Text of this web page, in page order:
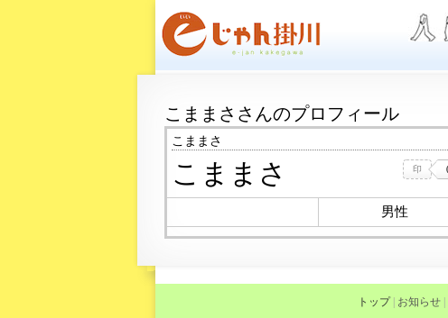
こままささんのプロフィール
こままさ
こままさ
男性
トップ| お知らせ